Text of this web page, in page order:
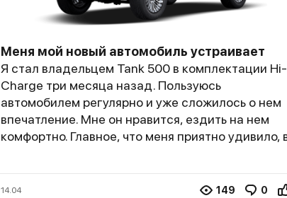
Меня мой новый автомобиль устраивает
Я стал владельцем Tank 500 в комплектации Hi-
Charge три месяца назад. Пользуюсь
автомобилем регулярно и уже сложилось о нем
впечатление. Мне он нравится, ездить на нем
комфортно. Главное, что меня приятно удивило, в
городу и 13-14 по трассе, очень даже неплохо.
14.04 149 0